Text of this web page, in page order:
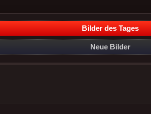
Bilder des Tages
Neue Bilder